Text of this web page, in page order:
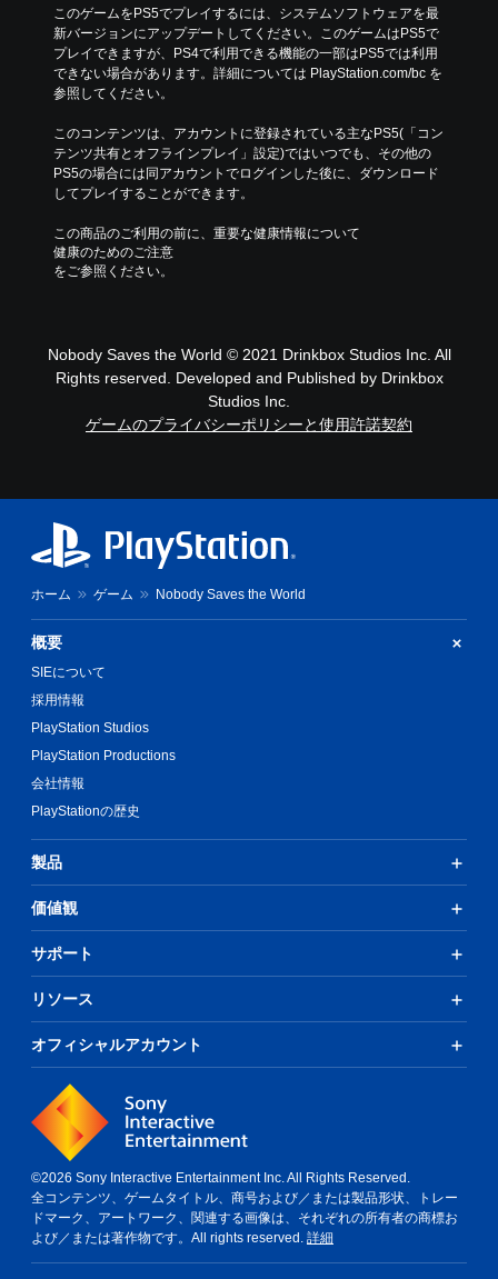
このゲームをPS5でプレイするには、システムソフトウェアを最
新バージョンにアップデートしてください。このゲームはPS5で
プレイできますが、PS4で利用できる機能の一部はPS5では利用
できない場合があります。詳細については PlayStation.com/bc を
参照してください。
このコンテンツは、アカウントに登録されている主なPS5(「コン
テンツ共有とオフラインプレイ」設定)ではいつでも、その他の
PS5の場合には同アカウントでログインした後に、ダウンロード
してプレイすることができます。
この商品のご利用の前に、重要な健康情報について
健康のためのご注意
をご参照ください。
Nobody Saves the World © 2021 Drinkbox Studios Inc. All
Rights reserved. Developed and Published by Drinkbox
Studios Inc.
ゲームのプライバシーポリシーと使用許諾契約
ホーム ゲーム Nobody Saves the World
概要
SIEについて
採用情報
PlayStation Studios
PlayStation Productions
会社情報
PlayStationの歴史
製品
価値観
サポート
リソース
オフィシャルアカウント
©2026 Sony Interactive Entertainment Inc. All Rights Reserved.
全コンテンツ、ゲームタイトル、商号および／または製品形状、トレー
ドマーク、アートワーク、関連する画像は、それぞれの所有者の商標お
よび／または著作物です。All rights reserved. 詳細